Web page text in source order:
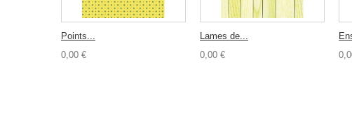
Points...
0,00 €
Lames de...
0,00 €